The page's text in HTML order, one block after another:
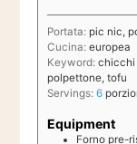
Portata: pic nic,
Cucina: europea
Keyword: chicchi
polpettone, tofu
Servings: 6
Equipment
Forno pre-